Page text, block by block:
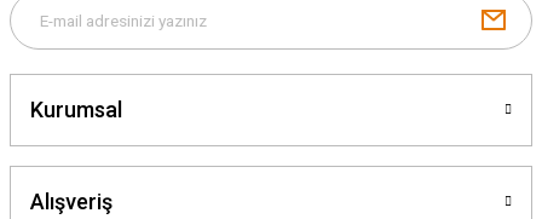
Gönder
Kurumsal
Alışveriş